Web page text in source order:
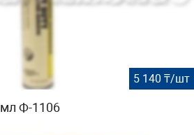
5 140 ₸/шт
Ф-1106